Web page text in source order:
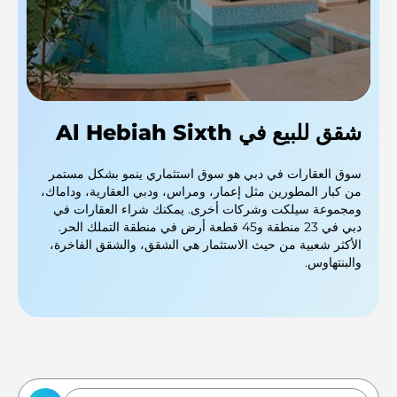
شقق للبيع في Al Hebiah Sixth
سوق العقارات في دبي هو سوق استثماري ينمو بشكل مستمر
من كبار المطورين مثل إعمار، ومراس، ودبي العقارية، وداماك،
ومجموعة سيلكت وشركات أخرى. يمكنك شراء العقارات في
دبي في 23 منطقة و45 قطعة أرض في منطقة التملك الحر.
الأكثر شعبية من حيث الاستثمار هي الشقق، والشقق الفاخرة،
والبنتهاوس.